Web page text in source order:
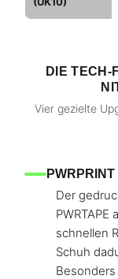
DIE TECH-
Vier gezielte
Der
schnellen
Schuh